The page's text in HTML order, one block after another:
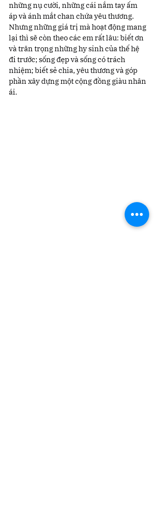
những nụ cười, những cái nắm tay ấm
áp và ánh mắt chan chứa yêu thương.
Nhưng những giá trị mà hoạt động mang
lại thì sẽ còn theo các em rất lâu: biết ơn
và trân trọng những hy sinh của thế hệ
đi trước; sống đẹp và sống có trách
nhiệm; biết sẻ chia, yêu thương và góp
phần xây dựng một cộng đồng giàu nhân
ái.